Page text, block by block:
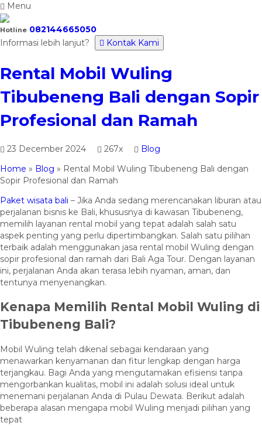
Menu
Hotline 082144665050
Informasi lebih lanjut?
Kontak Kami
Rental Mobil Wuling
Tibubeneng Bali dengan Sopir
Profesional dan Ramah
23 December 2024 267x
Blog
Home » Blog » Rental Mobil Wuling Tibubeneng Bali dengan
Sopir Profesional dan Ramah
Paket wisata bali – Jika Anda sedang merencanakan liburan atau
perjalanan bisnis ke Bali, khususnya di kawasan Tibubeneng,
memilih layanan rental mobil yang tepat adalah salah satu
aspek penting yang perlu dipertimbangkan. Salah satu pilihan
terbaik adalah menggunakan jasa rental mobil Wuling dengan
sopir profesional dan ramah dari Bali Aga Tour. Dengan layanan
ini, perjalanan Anda akan terasa lebih nyaman, aman, dan
tentunya menyenangkan.
Kenapa Memilih Rental Mobil Wuling di
Tibubeneng Bali?
Mobil Wuling telah dikenal sebagai kendaraan yang
menawarkan kenyamanan dan fitur lengkap dengan harga
terjangkau. Bagi Anda yang mengutamakan efisiensi tanpa
mengorbankan kualitas, mobil ini adalah solusi ideal untuk
menemani perjalanan Anda di Pulau Dewata. Berikut adalah
beberapa alasan mengapa mobil Wuling menjadi pilihan yang
tepat